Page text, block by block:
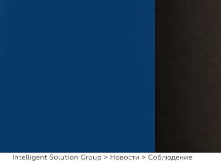
Intelligent Solution Group > Новости > Соблюдение